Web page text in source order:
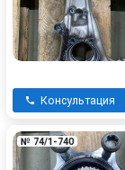
Консультация
№ 74/1-740